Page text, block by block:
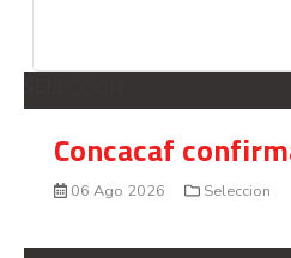
Concacaf
06 Ago 2026 Seleccion